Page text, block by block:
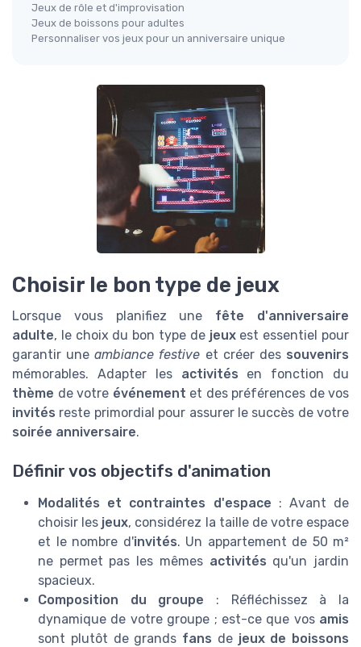
Jeux de rôle et d'improvisation
Jeux de boissons pour adultes
Personnaliser vos jeux pour un anniversaire unique
Choisir le bon type de jeux
Lorsque vous planifiez une fête d'anniversaire
adulte, le choix du bon type de jeuxest essentiel pour
garantir uneambiance festive et créer des souvenirs
mémorables. Adapter les activités en fonction du
thème de votre événement et des préférences de vos
invités reste primordial pour assurer le succès de votre
soirée anniversaire.
Définir vos objectifs d'animation
Modalités et contraintes d'espace : Avant de
choisir les jeux, considérez la taille de votre espace
et le nombre d'invités. Un appartement de 50 m²
ne permet pas les mêmes activités qu'un jardin
spacieux.
Composition du groupe : Réfléchissez à la
dynamique de votre groupe ; est-ce que vos amis
sont plutôt de grands fans de jeux de boissons